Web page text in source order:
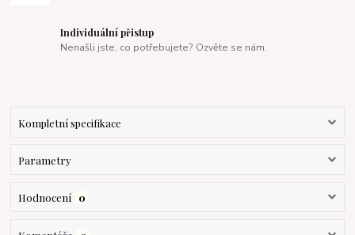
Individuální přistup
Nenašli jste, co potřebujete? Ozvěte se nám.
Kompletní specifikace
Parametry
Hodnocení 0